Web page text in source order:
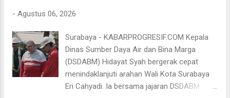
ada ancaman besar yang akan terjadi,
kata legislator Partai Demokrat, Kamis 6
Agustus 2026. Ia menilai pembangunan
pagar tersebut berpotensi memperkuat opini
publik terkait isu kerusuhan atau gangguan
keamanan yang belakangan beredar
- Agustus 06, 2026
Surabaya - KABARPROGRESIF.COM Kepala
Dinas Sumber Daya Air dan Bina Marga
(DSDABM) Hidayat Syah bergerak cepat
menindaklanjuti arahan Wali Kota Surabaya
Eri Cahyadi. Ia bersama jajaran DSDABM